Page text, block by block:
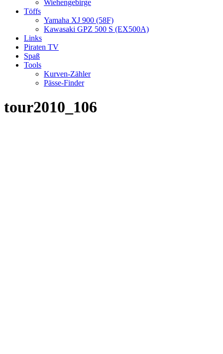
Wiehengebirge
Töffs
Yamaha XJ 900 (58F)
Kawasaki GPZ 500 S (EX500A)
Links
Piraten TV
Spaß
Tools
Kurven-Zähler
Pässe-Finder
tour2010_106